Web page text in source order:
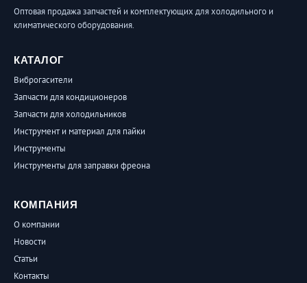
Оптовая продажа запчастей и комплектующих для холодильного и
климатического оборудования.
КАТАЛОГ
Виброгасители
Запчасти для кондиционеров
Запчасти для холодильников
Инструмент и материал для пайки
Инструменты
Инструменты для заправки фреона
КОМПАНИЯ
О компании
Новости
Статьи
Контакты